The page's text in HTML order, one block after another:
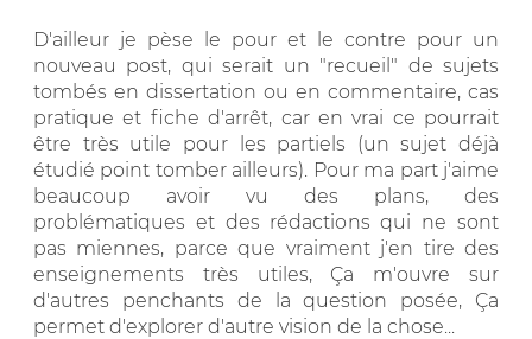
D'ailleur je pèse le pour et le contre pour un
nouveau post, qui serait un "recueil" de sujets
tombés en dissertation ou en commentaire, cas
pratique et fiche d'arrêt, car en vrai ce pourrait
être très utile pour les partiels (un sujet déjà
étudié point tomber ailleurs). Pour ma part j'aime
beaucoup avoir vu des plans, des
problématiques et des rédactions qui ne sont
pas miennes, parce que vraiment j'en tire des
enseignements très utiles, Ça m'ouvre sur
d'autres penchants de la question posée, Ça
permet d'explorer d'autre vision de la chose...